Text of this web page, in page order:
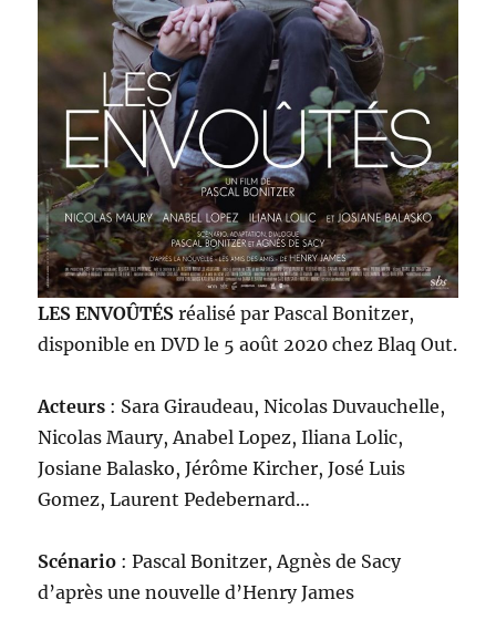
LES ENVOÛTÉSréalisé par Pascal Bonitzer,
disponible en DVD le 5 août 2020 chez Blaq Out.
Acteurs : Sara Giraudeau, Nicolas Duvauchelle,
Nicolas Maury, Anabel Lopez, Iliana Lolic,
Josiane Balasko, Jérôme Kircher, José Luis
Gomez, Laurent Pedebernard…
Scénario : Pascal Bonitzer, Agnès de Sacy
d’après une nouvelle d’Henry James